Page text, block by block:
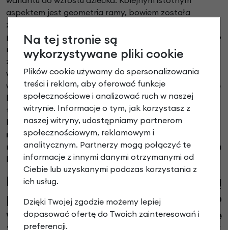
aspektem jest geometria ramy, bowiem została
zaprojektowana w sposób wspomagający naturalną
pozycję ciała. W rezultacie dziecko nie jest zmuszone do
nadmiernego pochylania się ani prostowania rąk, co
zwiększa bezpieczeństwo jazdy. Ponadto rowery
wyposażono w komponenty o uproszczonej obsłudze,
w tym jedno - lub kilkustopniowe napędy oraz wygodne
hamulce. Co więcej, modele z napędem paskowym,
takie jak GRADE Belt, przyciągają uwagę
bezobsługowym działaniem i cichą pracą. Dzięki temu
rowery dziecięce Academy Bikesstają się
rozwiązaniem nie tylko lekkim, ale też funkcjonalnym na
lata.
Rowery Academy Bikes 16" są
przeznaczone dla dzieci o
wzroście do 120 cm, jakie
Na tej stronie są
wykorzystywane pliki cookie
Plików cookie używamy do spersonalizowania
treści i reklam, aby oferować funkcje
społecznościowe i analizować ruch w naszej
witrynie. Informacje o tym, jak korzystasz z
naszej witryny, udostępniamy partnerom
społecznościowym, reklamowym i
analitycznym. Partnerzy mogą połączyć te
informacje z innymi danymi otrzymanymi od
Ciebie lub uzyskanymi podczas korzystania z
ich usług.
Dzięki Twojej zgodzie możemy lepiej
dopasować ofertę do Twoich zainteresowań i
preferencji.